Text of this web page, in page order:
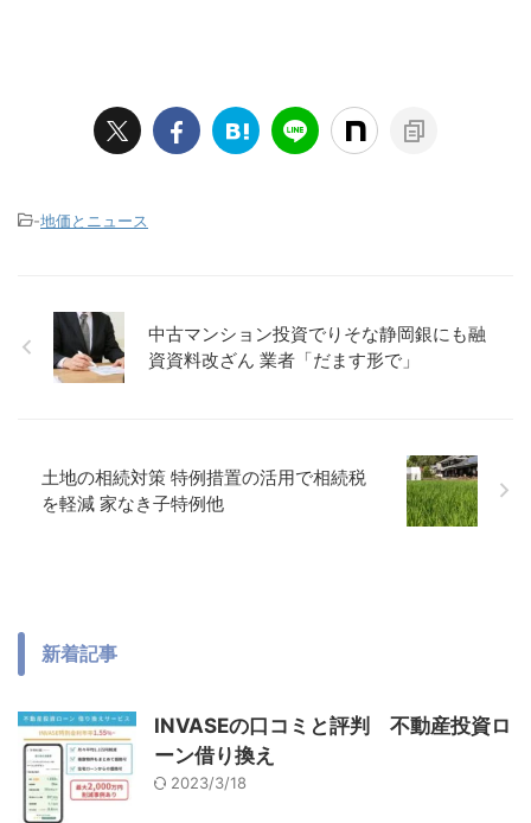
-地価とニュース
中古マンション投資でりそな静岡銀にも融
資資料改ざん 業者「だます形で」
土地の相続対策 特例措置の活用で相続税
を軽減 家なき子特例他
新着記事
INVASEの口コミと評判 不動産投資ロ
ーン借り換え
2023/3/18